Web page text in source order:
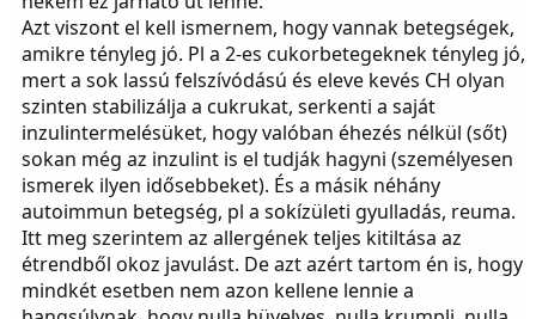
Azt viszont el kell ismernem, hogy vannak betegségek,
amikre tényleg jó. Pl a 2-es cukorbetegeknek tényleg jó,
mert a sok lassú felszívódású és eleve kevés CH olyan
szinten stabilizálja a cukrukat, serkenti a saját
inzulintermelésüket, hogy valóban éhezés nélkül (sőt)
sokan még az inzulint is el tudják hagyni (személyesen
ismerek ilyen idősebbeket). És a másik néhány
autoimmun betegség, pl a sokízületi gyulladás, reuma.
Itt meg szerintem az allergének teljes kitiltása az
étrendből okoz javulást. De azt azért tartom én is, hogy
mindkét esetben nem azon kellene lennie a